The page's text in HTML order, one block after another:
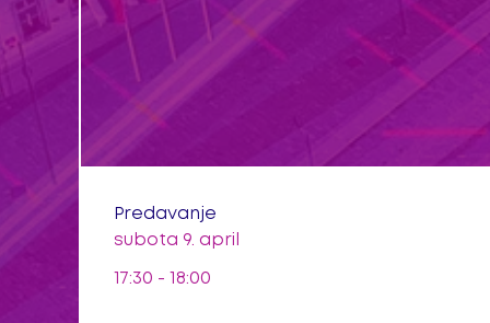
Predavanje
subota 9. april
17:30 - 18:00